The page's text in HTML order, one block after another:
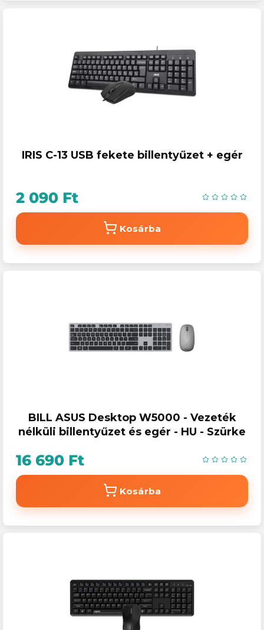
IRIS C-13 USB fekete billentyűzet + egér
2 090 Ft
Kosárba
BILL ASUS Desktop W5000 - Vezeték
nélküli billentyűzet és egér - HU - Szürke
16 690 Ft
Kosárba